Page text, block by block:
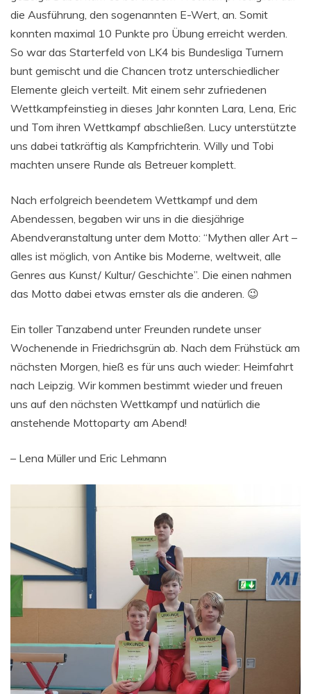
die Ausführung, den sogenannten E-Wert, an. Somit
konnten maximal 10 Punkte pro Übung erreicht werden.
So war das Starterfeld von LK4 bis Bundesliga Turnern
bunt gemischt und die Chancen trotz unterschiedlicher
Elemente gleich verteilt. Mit einem sehr zufriedenen
Wettkampfeinstieg in dieses Jahr konnten Lara, Lena, Eric
und Tom ihren Wettkampf abschließen. Lucy unterstützte
uns dabei tatkräftig als Kampfrichterin. Willy und Tobi
machten unsere Runde als Betreuer komplett.
Nach erfolgreich beendetem Wettkampf und dem
Abendessen, begaben wir uns in die diesjährige
Abendveranstaltung unter dem Motto: “Mythen aller Art –
alles ist möglich, von Antike bis Moderne, weltweit, alle
Genres aus Kunst/ Kultur/ Geschichte”. Die einen nahmen
das Motto dabei etwas ernster als die anderen. 😉
Ein toller Tanzabend unter Freunden rundete unser
Wochenende in Friedrichsgrün ab. Nach dem Frühstück am
nächsten Morgen, hieß es für uns auch wieder: Heimfahrt
nach Leipzig. Wir kommen bestimmt wieder und freuen
uns auf den nächsten Wettkampf und natürlich die
anstehende Mottoparty am Abend!
– Lena Müller und Eric Lehmann